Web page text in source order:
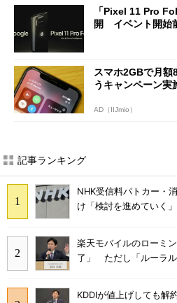
「Pixel 11 Pro
開 イベント開始
スマホ2GBで月額
うキャンペーン実
AD（IIJmio）
記事ランキング
NHK受信料パトカー・
け「検討を進めていく
楽天モバイルのローミ
了」 ただし「ルーラ
KDDIが値上げしても